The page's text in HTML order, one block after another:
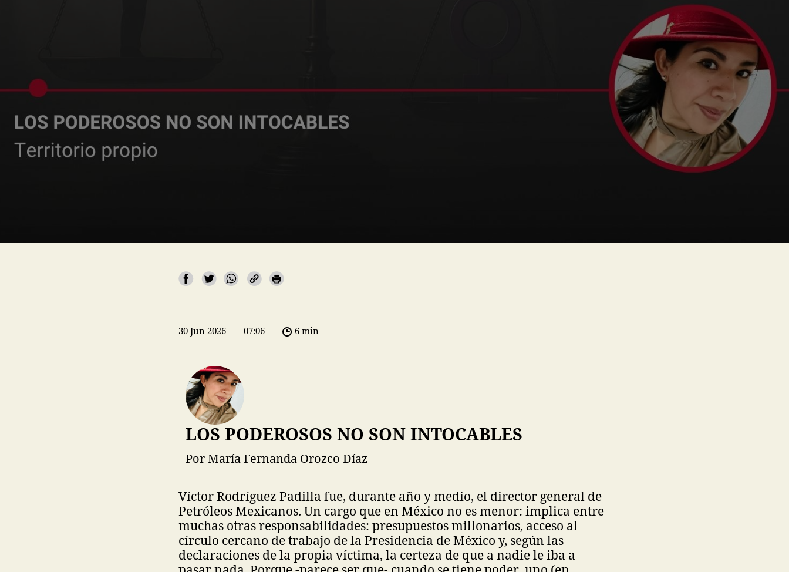
30 Jun 2026 07:06 6 min
LOS PODEROSOS NO SON INTOCABLES
Por María Fernanda Orozco Díaz
Víctor Rodríguez Padilla fue, durante año y medio, el director general de
Petróleos Mexicanos. Un cargo que en México no es menor: implica entre
muchas otras responsabilidades: presupuestos millonarios, acceso al
círculo cercano de trabajo de la Presidencia de México y, según las
declaraciones de la propia víctima, la certeza de que a nadie le iba a